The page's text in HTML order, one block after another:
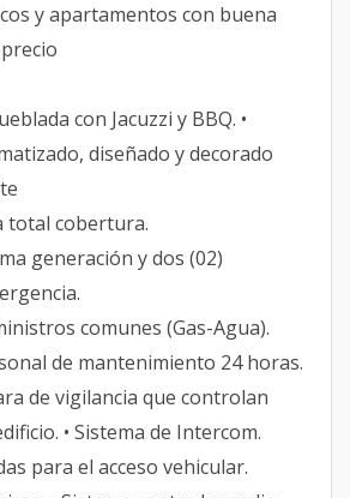
y apartamentos con buena
con Jacuzzi y BBQ. •
diseñado y decorado
total cobertura.
generación y dos (02)
comunes (Gas-Agua).
de mantenimiento 24 horas.
de vigilancia que controlan
• Sistema de Intercom.
para el acceso vehicular.